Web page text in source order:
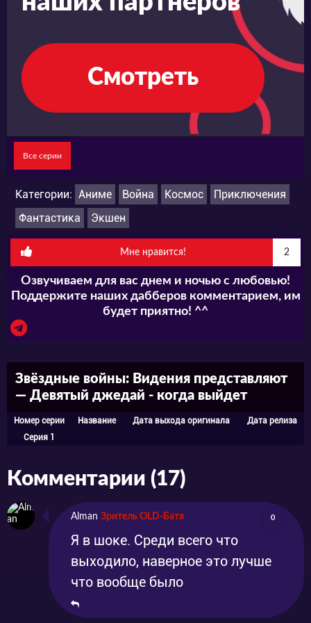
свою знаменитую шляпу.
Смотреть
Все серии
Категории: Аниме Война Космос
Приключения
Фантастика
Экшен
Мне нравится! 2
Озвучиваем для вас днем и ночью с любовью!
Поддержите наших дабберов комментарием, им
будет приятно! ^^
Звёздные войны: Видения представляют
— Девятый джедай - когда выйдет
Номер серии Название Дата выхода оригинала
Дата релиза
Серия 1
Комментарии (17)
Alman Зритель OLD-Батя 0
Я в шоке. Среди всего что
выходило, наверное это лучше
что вообще было